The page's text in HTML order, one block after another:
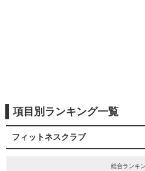
項目別ランキング一覧
フィットネスクラブ
総合ランキ